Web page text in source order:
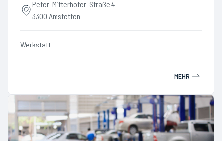
Peter-Mitterhofer-Straße 4
3300 Amstetten
Werkstatt
MEHR